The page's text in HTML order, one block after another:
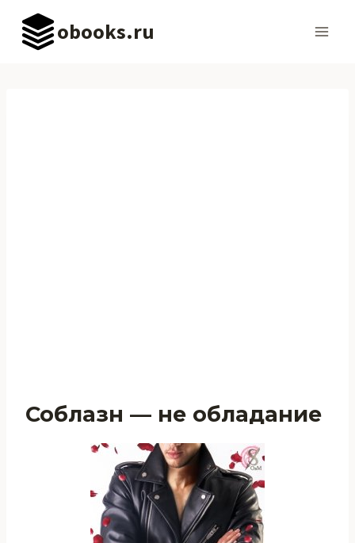
Перейти
содержимому
obooks.ru
Соблазн — не обладание